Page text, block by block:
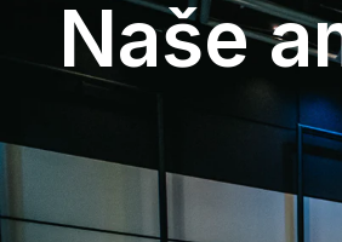
Naše